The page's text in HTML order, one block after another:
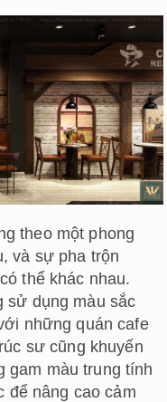
theo một phong
và sự pha trộn
thể khác nhau.
sử dụng màu sắc
những quán cafe
sư cũng khuyến
gam màu trung tính
để nâng cao cảm